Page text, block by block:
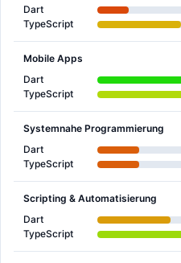
Dart
TypeScript
Mobile Apps
Dart
TypeScript
Systemnahe Programmierung
Dart
TypeScript
Scripting & Automatisierung
Dart
TypeScript